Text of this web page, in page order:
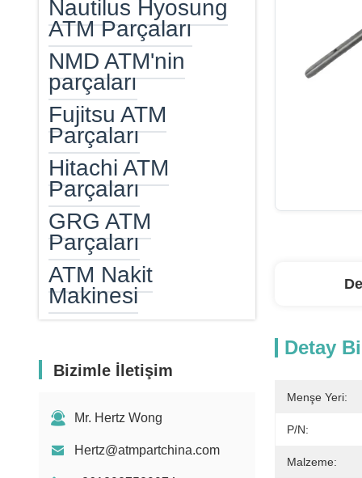
Nautilus Hyosung
ATM Parçaları
NMD ATM'nin
parçaları
Fujitsu ATM
Parçaları
Hitachi ATM
Parçaları
GRG ATM
Parçaları
ATM Nakit
Makinesi
ATM Nakit Kaseti
ATM EPP
ATM Isıtıcı
Banknot Sayım
Bizimle İletişim
Mr. Hertz Wong
Hertz@atmpartchina.com
Detay
Menşe Yeri:
P/N:
Malzeme: